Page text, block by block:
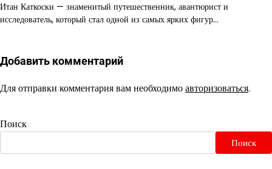
Итан Каткоски — знаменитый путешественник, авантюрист и
исследователь, который стал одной из самых ярких фигур…
Добавить комментарий
Для отправки комментария вам необходимоавторизоваться.
Поиск
Поиск